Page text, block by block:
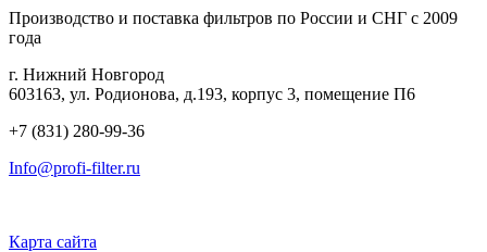
Производство и поставка фильтров по России и СНГ с 2009
года
г. Нижний Новгород
603163, ул. Родионова, д.193, корпус 3, помещение П6
+7 (831) 280-99-36
Info@profi-filter.ru
Карта сайта